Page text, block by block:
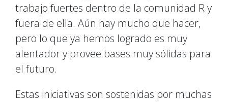
trabajo fuertes dentro de la comunidad R y
fuera de ella. Aún hay mucho que hacer,
pero lo que ya hemos logrado es muy
alentador y provee bases muy sólidas para
el futuro.
Estas iniciativas son sostenidas por muchas